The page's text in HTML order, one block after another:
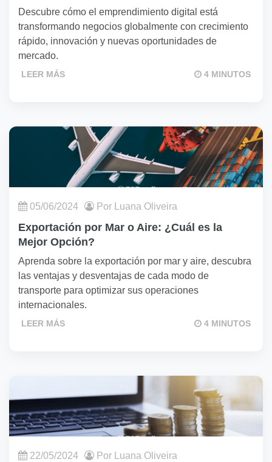
Descubre cómo el emprendimiento digital está
transformando negocios globalmente con crecimiento
rápido, innovación y nuevas oportunidades de
mercado.
LEER MÁS 4 MINUTOS
05/06/2024 Por Luana Oliveira
Exportación por Mar o Aire: ¿Cuál es la
Mejor Opción?
Aprenda sobre la exportación por mar y aire, descubra
las ventajas y desventajas de cada modo de
transporte para optimizar sus operaciones
internacionales.
LEER MÁS 4 MINUTOS
22/05/2024 Por Luana Oliveira